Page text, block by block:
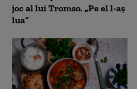
joc al lui Tromso. „Pe el l-aș
lua”